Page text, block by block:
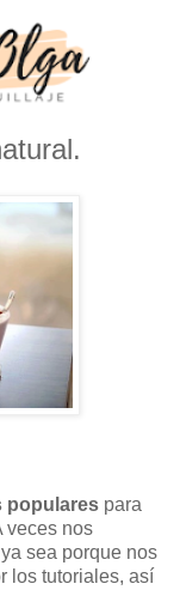
populares para
veces nos
sea porque nos
los tutoriales, así